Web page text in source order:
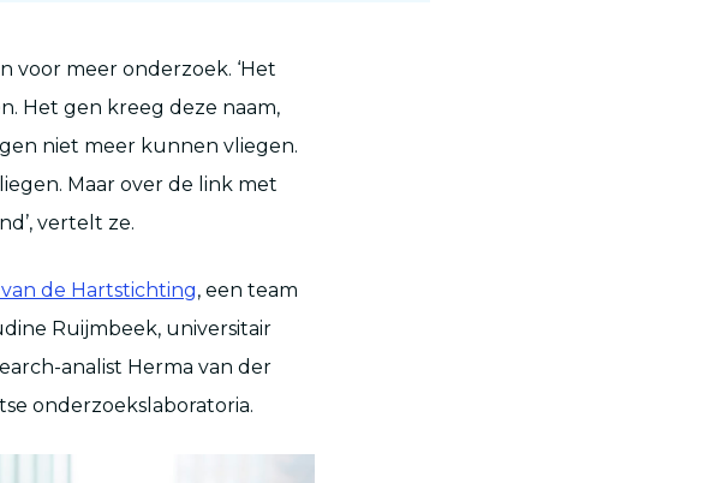
voor meer onderzoek. ‘Het
Het gen kreeg deze naam,
niet meer kunnen vliegen.
Maar over de link met
vertelt ze.
de Hartstichting, een team
Ruijmbeek, universitair
analist Herma van der
onderzoekslaboratoria.